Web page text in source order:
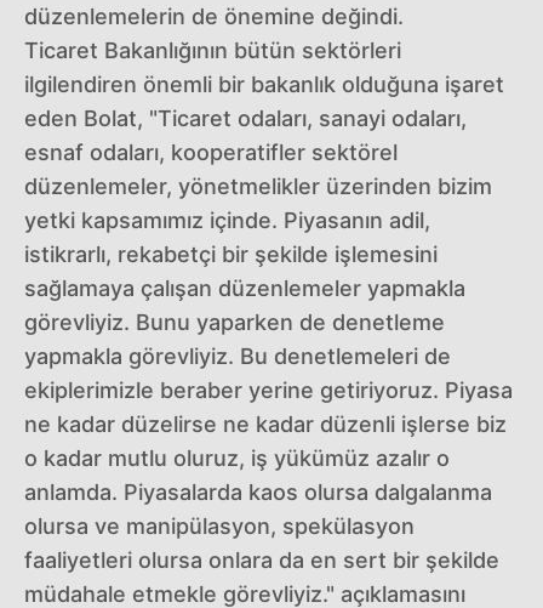
düzenlemelerin de önemine değindi.
Ticaret Bakanlığının bütün sektörleri
ilgilendiren önemli bir bakanlık olduğuna işaret
eden Bolat, "Ticaret odaları, sanayi odaları,
esnaf odaları, kooperatifler sektörel
düzenlemeler, yönetmelikler üzerinden bizim
yetki kapsamımız içinde. Piyasanın adil,
istikrarlı, rekabetçi bir şekilde işlemesini
sağlamaya çalışan düzenlemeler yapmakla
görevliyiz. Bunu yaparken de denetleme
yapmakla görevliyiz. Bu denetlemeleri de
ekiplerimizle beraber yerine getiriyoruz. Piyasa
ne kadar düzelirse ne kadar düzenli işlerse biz
o kadar mutlu oluruz, iş yükümüz azalır o
anlamda. Piyasalarda kaos olursa dalgalanma
olursa ve manipülasyon, spekülasyon
faaliyetleri olursa onlara da en sert bir şekilde
müdahale etmekle görevliyiz." açıklamasını